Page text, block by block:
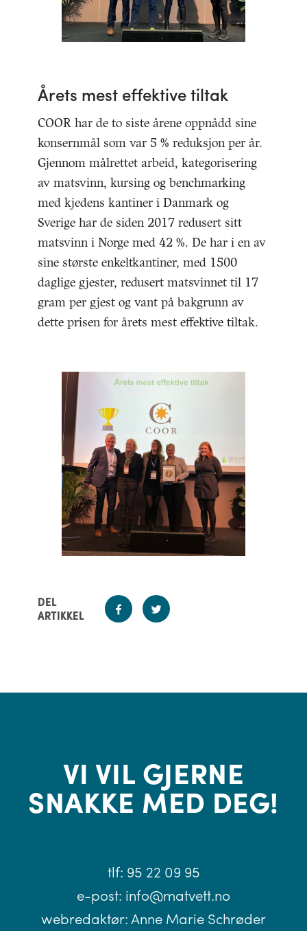
Årets mest effektive tiltak
COOR har de to siste årene oppnådd sine
konsernmål som var 5 % reduksjon per år.
Gjennom målrettet arbeid, kategorisering
av matsvinn, kursing og benchmarking
med kjedens kantiner i Danmark og
Sverige har de siden 2017 redusert sitt
matsvinn i Norge med 42 %. De har i en av
sine største enkeltkantiner, med 1500
daglige gjester, redusert matsvinnet til 17
gram per gjest og vant på bakgrunn av
dette prisen for årets mest effektive tiltak.
DEL
ARTIKKEL
VI VIL GJERNE
SNAKKE MED DEG!
tlf: 95 22 09 95
e-post: info@matvett.no
webredaktør:Anne Marie Schrøder